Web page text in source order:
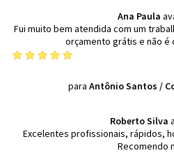
Ana Paula
Fui muito bem atendida com um
orçamento grátis e não é
para Antônio Santos /
Roberto Silva
Excelentes profissionais, rápidos,
Recomendo